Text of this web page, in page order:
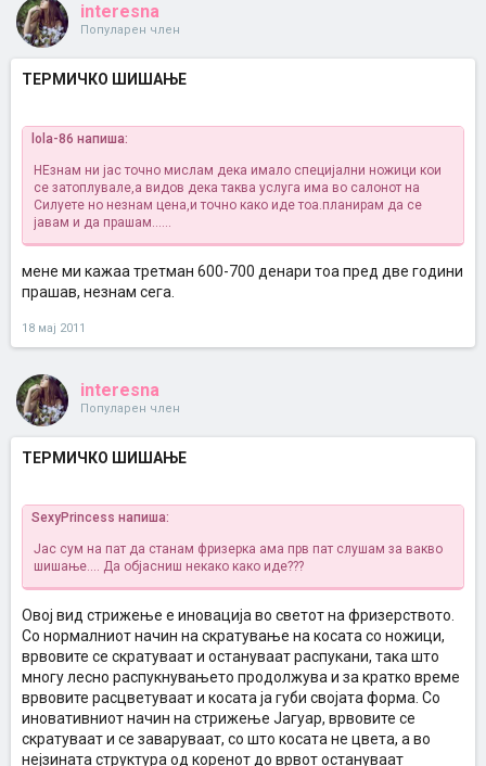
interesna
Популарен член
ТЕРМИЧКО ШИШАЊЕ
lola-86 напиша:
НЕзнам ни јас точно мислам дека имало специјални ножици кои
се затоплувале,а видов дека таква услуга има во салонот на
Силуете но незнам цена,и точно како иде тоа.планирам да се
јавам и да прашам......
мене ми кажаа третман 600-700 денари тоа пред две години
прашав, незнам сега.
18 мај 2011
interesna
Популарен член
ТЕРМИЧКО ШИШАЊЕ
SexyPrincess напиша:
Јас сум на пат да станам фризерка ама прв пат слушам за вакво
шишање.... Да објасниш некако како иде???
Овој вид стрижење е иновација во светот на фризерството.
Со нормалниот начин на скратување на косата со ножици,
врвовите се скратуваат и остануваат распукани, така што
многу лесно распукнувањето продолжува и за кратко време
врвовите расцветуваат и косата ја губи својата форма. Со
иновативниот начин на стрижење Јагуар, врвовите се
скратуваат и се заваруваат, со што косата не цвета, а во
нејзината структура од коренот до врвот остануваат